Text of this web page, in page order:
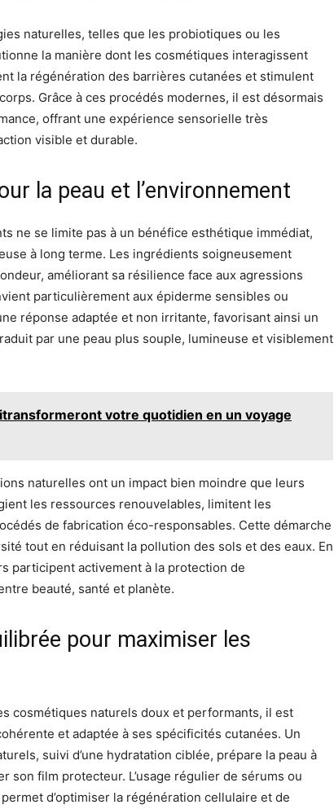
naturelles, telles que les probiotiques ou les
la manière dont les cosmétiques interagissent
la régénération des barrières cutanées et stimulent
Grâce à ces procédés modernes, il est désormais
offrant une expérience sensorielle très
visible et durable.
la peau et l’environnement
ne se limite pas à un bénéfice esthétique immédiat,
à long terme. Les ingrédients soigneusement
améliorant sa résilience face aux agressions
particulièrement aux épiderme sensibles ou
réponse adaptée et non irritante, favorisant ainsi un
par une peau plus souple, lumineuse et visiblement
votre quotidien en un voyage
naturelles ont un impact bien moindre que leurs
les ressources renouvelables, limitent les
de fabrication éco-responsables. Cette démarche
tout en réduisant la pollution des sols et des eaux. En
participent activement à la protection de
beauté, santé et planète.
pour maximiser les
cosmétiques naturels doux et performants, il est
et adaptée à ses spécificités cutanées. Un
suivi d’une hydratation ciblée, prépare la peau à
son film protecteur. L’usage régulier de sérums ou
d’optimiser la régénération cellulaire et de